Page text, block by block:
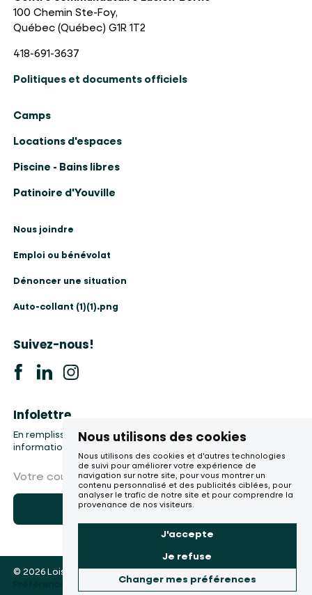
Nous utilisons des cookies
Nous utilisons des cookies et d'autres technologies
de suivi pour améliorer votre expérience de
navigation sur notre site, pour vous montrer un
contenu personnalisé et des publicités ciblées, pour
analyser le trafic de notre site et pour comprendre la
provenance de nos visiteurs.
J'accepte
Je refuse
Changer mes préférences
100 Chemin Ste-Foy,
Québec (Québec) G1R 1T2
418-691-3637
Politiques et documents officiels
Camps
Locations d'espaces
Piscine - Bains libres
Patinoire d'Youville
Nous joindre
Emploi ou bénévolat
Dénoncer une situation
Auto-collant (1)(1).png
Suivez-nous!
Infolettre
En remplissant le formulaire, vous accepter la collecte de vos
informations, etc.
Votre courriel
M'abonner
© 2026 Loisirs du Faubourg
Préférences de cookies
Une réalisation